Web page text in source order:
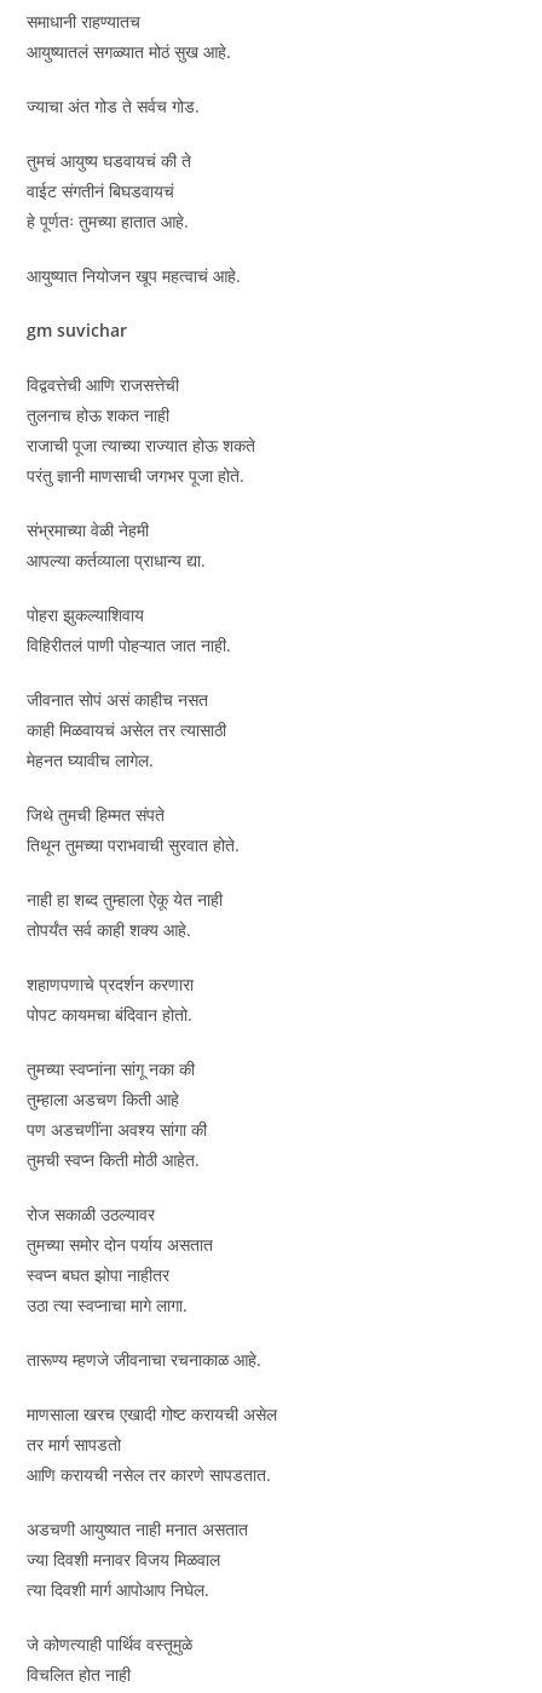
समाधानी राहण्यातच
आयुष्यातलं सगळ्यात मोठं सुख आहे.
ज्याचा अंत गोड ते सर्वच गोड.
तुमचं आयुष्य घडवायचं की ते
वाईट संगतीनं बिघडवायचं
हे पूर्णतः तुमच्या हातात आहे.
आयुष्यात नियोजन खूप महत्वाचं आहे.
gm suvichar
विद्ववत्तेची आणि राजसत्तेची
तुलनाच होऊ शकत नाही
राजाची पूजा त्याच्या राज्यात होऊ शकते
परंतु ज्ञानी माणसाची जगभर पूजा होते.
संभ्रमाच्या वेळी नेहमी
आपल्या कर्तव्याला प्राधान्य द्या.
पोहरा झुकल्याशिवाय
विहिरीतलं पाणी पोहऱ्यात जात नाही.
जीवनात सोपं असं काहीच नसत
काही मिळवायचं असेल तर त्यासाठी
मेहनत घ्यावीच लागेल.
जिथे तुमची हिम्मत संपते
तिथून तुमच्या पराभवाची सुरवात होते.
नाही हा शब्द तुम्हाला ऐकू येत नाही
तोपर्यंत सर्व काही शक्य आहे.
शहाणपणाचे प्रदर्शन करणारा
पोपट कायमचा बंदिवान होतो.
तुमच्या स्वप्नांना सांगू नका की
तुम्हाला अडचण किती आहे
पण अडचणींना अवश्य सांगा की
तुमची स्वप्न किती मोठी आहेत.
रोज सकाळी उठल्यावर
तुमच्या समोर दोन पर्याय असतात
स्वप्न बघत झोपा नाहीतर
उठा त्या स्वप्नाचा मागे लागा.
तारूण्य म्हणजे जीवनाचा रचनाकाळ आहे.
माणसाला खरच एखादी गोष्ट करायची असेल
तर मार्ग सापडतो
आणि करायची नसेल तर कारणे सापडतात.
अडचणी आयुष्यात नाही मनात असतात
ज्या दिवशी मनावर विजय मिळवाल
त्या दिवशी मार्ग आपोआप निघेल.
जे कोणत्याही पार्थिव वस्तूमुळे
विचलित होत नाही